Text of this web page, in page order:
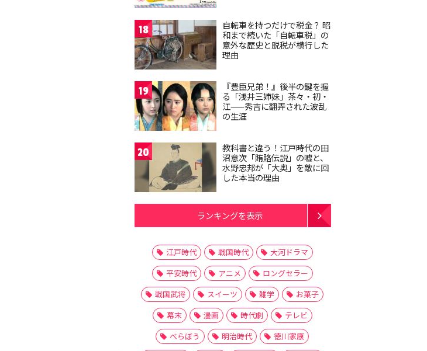
18
自転車を持つだけで税金？ 昭
和まで続いた「自転車税」の
意外な歴史と脱税が横行した
理由
19
『豊臣兄弟！』後半の鍵を握
る「浅井三姉妹」茶々・初・
江——秀吉に翻弄された波乱
の生涯
20
教科書と違う！江戸時代の田
沼意次「賄賂伝説」の嘘と、
水野忠邦が「大奥」を敵に回
した本当の理由
ランキングを表示
江戸時代 戦国時代
大河ドラマ
平安時代
アニメ
ロングセラー
戦国武将
スイーツ 雑学
お菓子
幕末
漫画 時代劇
テレビ
べらぼう
明治時代
徳川家康